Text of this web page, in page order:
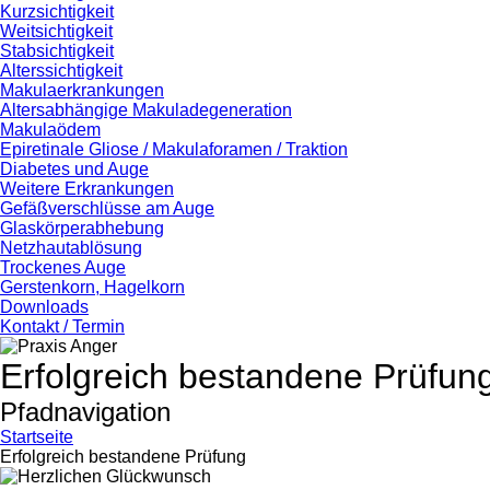
Kurzsichtigkeit
Weitsichtigkeit
Stabsichtigkeit
Alterssichtigkeit
Makulaerkrankungen
Altersabhängige Makuladegeneration
Makulaödem
Epiretinale Gliose / Makulaforamen / Traktion
Diabetes und Auge
Weitere Erkrankungen
Gefäßverschlüsse am Auge
Glaskörperabhebung
Netzhautablösung
Trockenes Auge
Gerstenkorn, Hagelkorn
Downloads
Kontakt / Termin
Erfolgreich bestandene
Pfadnavigation
Startseite
Erfolgreich bestandene Prüfung